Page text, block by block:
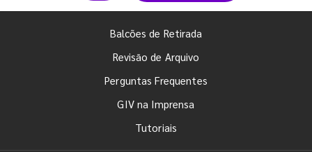
Balcões de Retirada
Revisão de Arquivo
Perguntas Frequentes
GIV na Imprensa
Tutoriais